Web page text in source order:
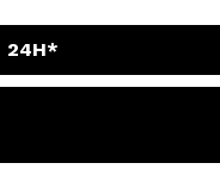
24H*